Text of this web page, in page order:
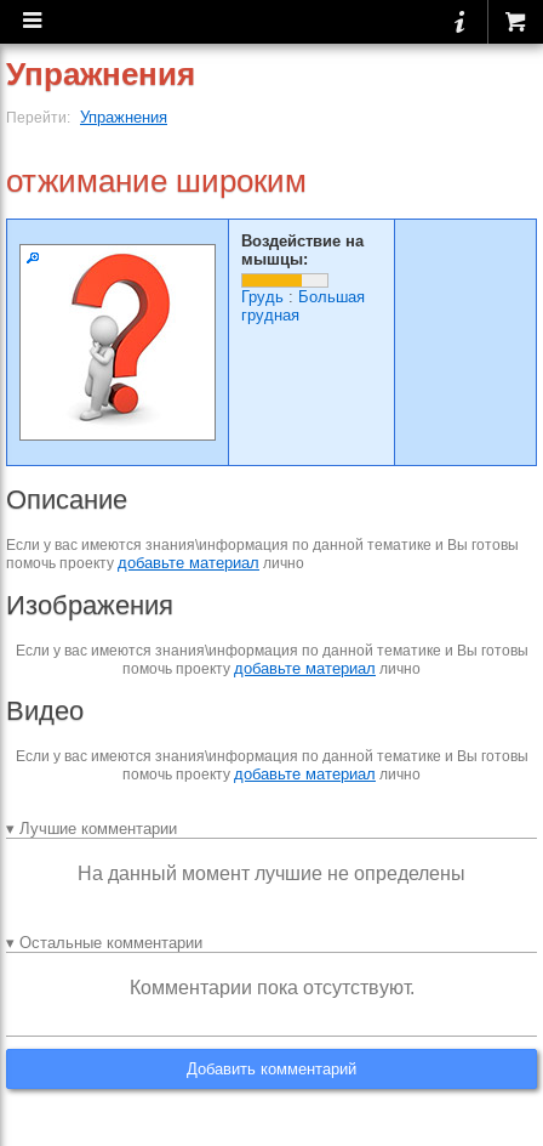
Упражнения
Перейти: Упражнения
отжимание широким
Воздействие на
мышцы:
Грудь : Большая
грудная
Описание
Если у вас имеются знания\информация по данной тематике и Вы готовы
помочь проекту добавьте материал лично
Изображения
Если у вас имеются знания\информация по данной тематике и Вы готовы
помочь проекту добавьте материал лично
Видео
Если у вас имеются знания\информация по данной тематике и Вы готовы
помочь проекту добавьте материал лично
▾ Лучшие комментарии
На данный момент лучшие не определены
▾ Остальные комментарии
Комментарии пока отсутствуют.
Добавить комментарий